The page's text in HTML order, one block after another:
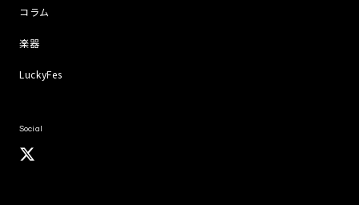
コラム
楽器
LuckyFes
Social